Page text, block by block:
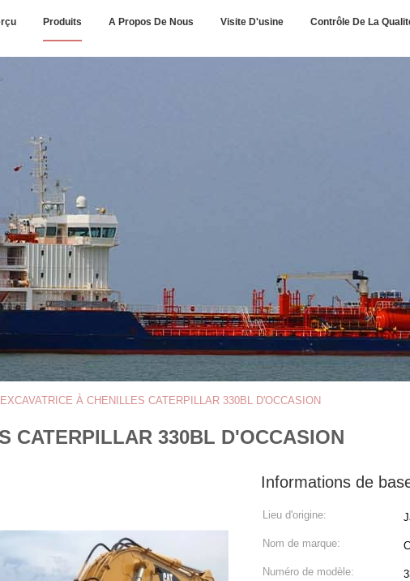
Produits A Propos De Nous Visite D'usine Contrôle De La
EXCAVATRICE À CHENILLES CATERPILLAR 330BL D'OCCASION
CATERPILLAR 330BL D'OCCASION
Informations de
Lieu d'origine:
Nom de marque:
Numéro de modèle: